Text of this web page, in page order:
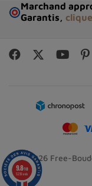
Marchand
Garantis,
© 2026 Free-
9.8/10
5236 avis